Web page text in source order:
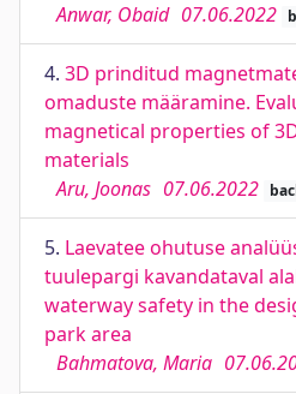
Anwar, Obaid 07.06.2022
4. 3D prinditud
omaduste määramine.
magnetical properties of
materials
Aru, Joonas 07.06.2022
5. Laevatee ohutuse
tuulepargi kavandataval
waterway safety in the
park area
Bahmatova, Maria